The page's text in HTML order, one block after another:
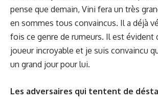
pense que demain, Vini fera un très
en sommes tous convaincus. Il a déjà
fois ce genre de rumeurs. Il est évident
joueur incroyable et je suis convaincu
un grand jour pour lui.
Les adversaires qui tentent de